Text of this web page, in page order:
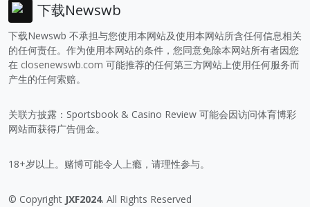
下载Newswb
下载Newswb 不承担与您使用本网站及使用本网站所含任何信息相关
的任何责任。作为使用本网站的条件，您同意免除本网站所有者因您
在 closenewswb.com 可能推荐的任何第三方网站上使用任何服务而
产生的任何索赔。
关联方披露：Sportsbook & Casino Review 可能会因访问体育博彩
网站而获得广告佣金。
18+岁以上。赌博可能令人上瘾，请理性参与。
© Copyright JXF2024. All Rights Reserved